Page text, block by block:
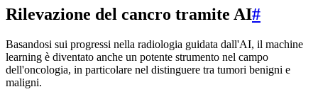
Rilevazione del cancro tramite AI#
Basandosi sui progressi nella radiologia guidata dall'AI, il machine
learning è diventato anche un potente strumento nel campo
dell'oncologia, in particolare nel distinguere tra tumori benigni e
maligni.